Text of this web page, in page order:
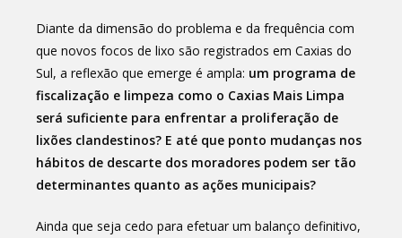
Diante da dimensão do problema e da frequência com
que novos focos de lixo são registrados em Caxias do
Sul, a reflexão que emerge é ampla: um programa de
fiscalização e limpeza como o Caxias Mais Limpa
será suficiente para enfrentar a proliferação de
lixões clandestinos? E até que ponto mudanças nos
hábitos de descarte dos moradores podem ser tão
determinantes quanto as ações municipais?
Ainda que seja cedo para efetuar um balanço definitivo,